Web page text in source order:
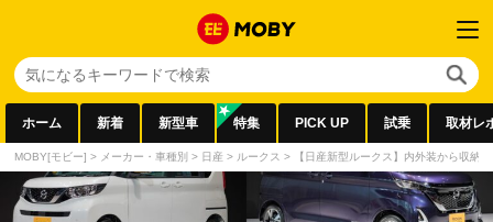
ホーム 新着 新型車 特集 PICK UP 試乗 取材レ
MOBY[モビー] > メーカー・車種別 > 日産 > ルークス > 【日産新型ルークス】内外装から収納